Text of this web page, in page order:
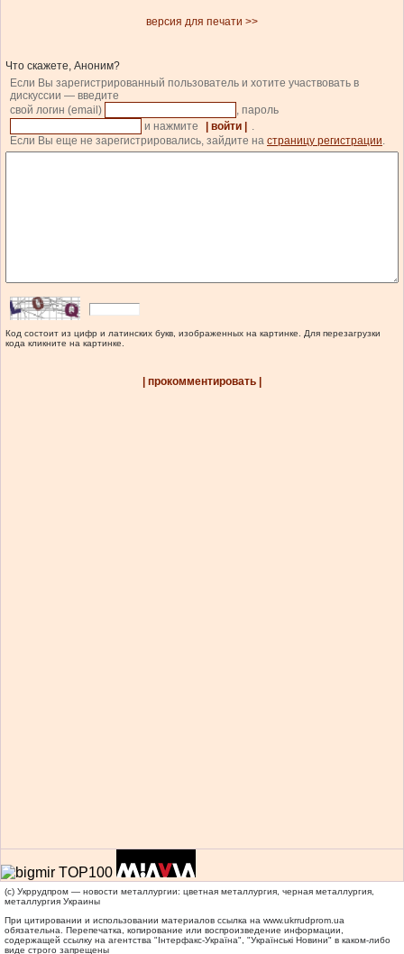
версия для печати >>
Что скажете, Аноним?
Если Вы зарегистрированный пользователь и хотите участвовать в
дискуссии — введите
свой логин (email)
, пароль
и нажмите
| войти |
.
Если Вы еще не зарегистрировались, зайдите на страницу регистрации.
Код состоит из цифр и латинских букв, изображенных на картинке. Для перезагрузки
кода кликните на картинке.
| прокомментировать |
(c) Укррудпром — новости металлургии: цветная металлургия, черная металлургия,
металлургия Украины
При цитировании и использовании материалов ссылка на www.ukrrudprom.ua
обязательна. Перепечатка, копирование или воспроизведение информации,
содержащей ссылку на агентства "Iнтерфакс-Україна", "Українськi Новини" в каком-либо
виде строго запрещены